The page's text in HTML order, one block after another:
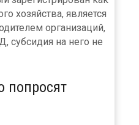
хозяйства, является
организаций,
субсидия на него не
попросят